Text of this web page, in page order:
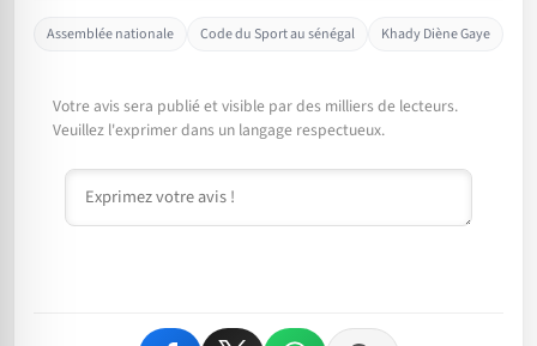
Assemblée nationale Code du Sport au sénégal Khady Diène Gaye
Votre avis sera publié et visible par des milliers de lecteurs.
Veuillez l'exprimer dans un langage respectueux.
Commentaire